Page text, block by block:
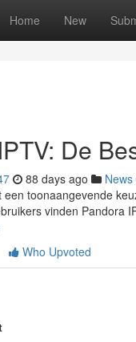
Home New
De
88 days ago News
een toonaangevende
vinden Pandora
Who Upvoted